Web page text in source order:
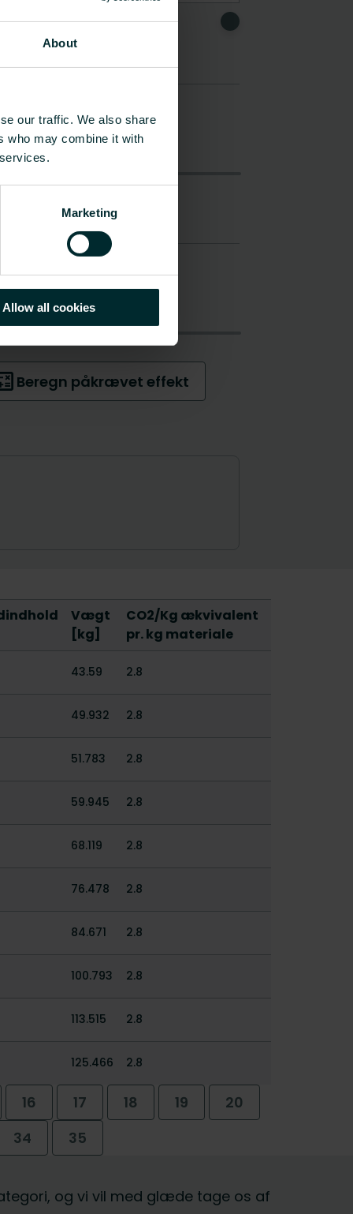
About
our traffic. We also share
who may combine it with
Marketing
Allow all cookies
Vægt
[kg]
CO2/Kg ækvivalent
pr. kg materiale
43.59 2.8
49.932 2.8
51.783 2.8
59.945 2.8
68.119 2.8
76.478 2.8
84.671 2.8
100.793 2.8
113.515 2.8
125.466 2.8
16 17 18 19
20
34 35
og vi vil med glæde tage os af